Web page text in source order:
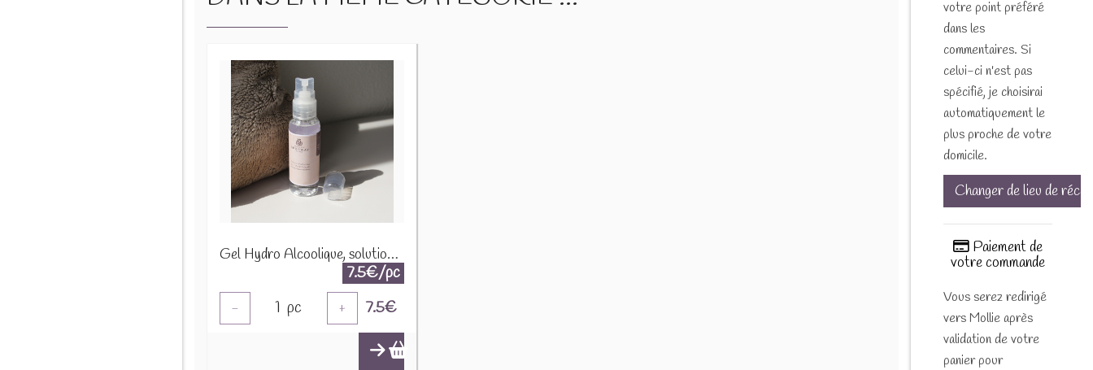
Gel Hydro Alcoolique, solution parfumée antiseptique 100ml
7.5€/pc
- 1 pc + 7.5€
votre point préféré
dans les
commentaires. Si
celui-ci n'est pas
spécifié, je choisirai
automatiquement le
plus proche de votre
domicile.
Changer de lieu de
Paiement de
votre commande
Vous serez redirigé
vers Mollie après
validation de votre
panier pour